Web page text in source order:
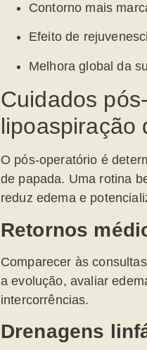
Contorno mais
Efeito de
Melhora global da
Cuidados
lipoaspiração
O pós-operatório é
de papada. Uma rotina
reduz edema e
Retornos
Comparecer às
a evolução, avaliar
intercorrências.
Drenagens